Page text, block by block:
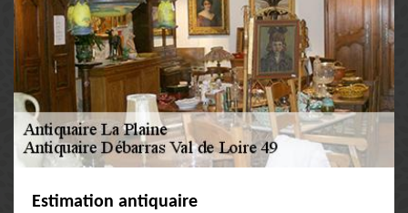
Estimation antiquaire